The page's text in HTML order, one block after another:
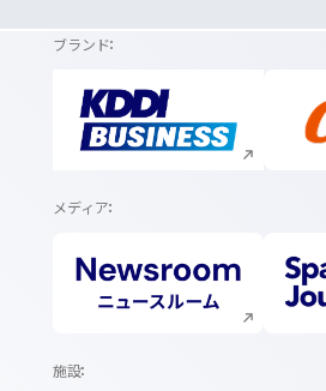
ブランド
新規ウィンドウで開く
メディア
新規ウィンドウで開く
施設